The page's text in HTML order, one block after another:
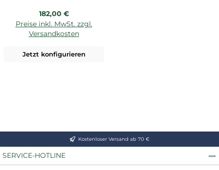
Regulärer Preis:
182,00 €
Preise inkl. MwSt. zzgl.
Versandkosten
Jetzt konfigurieren
Kostenloser Versand ab 70 €
SERVICE-HOTLINE